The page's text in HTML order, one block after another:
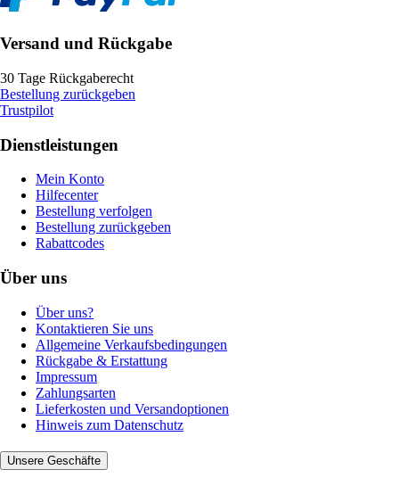
Versand und Rückgabe
30 Tage Rückgaberecht
Bestellung zurückgeben
Trustpilot
Dienstleistungen
Mein Konto
Hilfecenter
Bestellung verfolgen
Bestellung zurückgeben
Rabattcodes
Über uns
Über uns?
Kontaktieren Sie uns
Allgemeine Verkaufsbedingungen
Rückgabe & Erstattung
Impressum
Zahlungsarten
Lieferkosten und Versandoptionen
Hinweis zum Datenschutz
Unsere Geschäfte